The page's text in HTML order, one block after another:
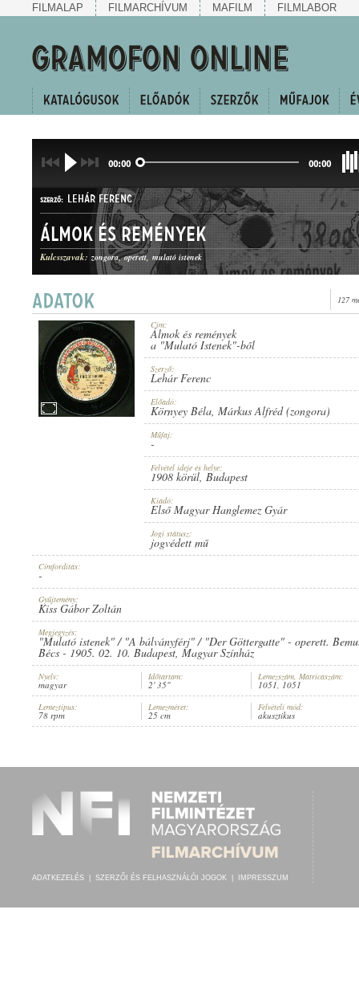
FILMALAP FILMARCHÍVUM MAFILM FILMLABOR
00:00 00:00
ELŐADÓ: KÖRNYEY BÉLA MÁRKUS ALFRÉD (ZONGORA)
SZERZŐ: LEHÁR FERENC
MŰFAJ:
1908 KÖRÜL
ELSŐ MAGYAR HANGLEMEZ GYÁR
LEMEZSZÁM:
Álmok és remények
Kulcsszavak: zongora operett mulató istenek
127
Cím:
Álmok és remények
a "Mulató Istenek"-ből
Szerző:
Lehár Ferenc
Előadó:
Környey Béla, Márkus Alfréd (zongora)
Műfaj:
-
Felvétel ideje és helye:
1908 körül, Budapest
Kiadó:
Első Magyar Hanglemez Gyár
Jogi státusz:
jogvédett mű
Címfordítás:
-
Gyűjtemény:
Kiss Gábor Zoltán
Megjegyzés:
"Mulató istenek" / "A bálványférj" / "Der Göttergatte" - operett.
Bécs - 1905. 02. 10. Budapest, Magyar Színház
Nyelv:
magyar
Időtartam:
2' 35"
Lemezszám, Matricaszám:
1051, 1051
Lemeztípus:
78 rpm
Lemezméret:
25 cm
Felvételi mód:
akusztikus
ADATKEZELÉS SZERZŐI ÉS FELHASZNÁLÓI JOGOK IMPRESSZUM